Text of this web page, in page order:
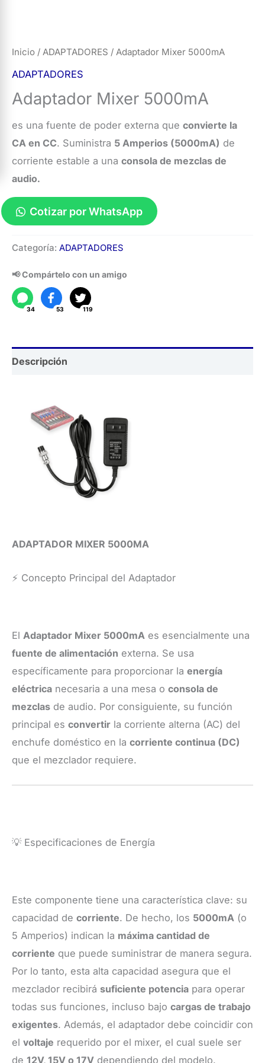
Inicio / ADAPTADORES / Adaptador Mixer 5000mA
ADAPTADORES
Adaptador Mixer 5000mA
es una fuente de poder externa que convierte la
CA en CC. Suministra 5 Amperios (5000mA) de
corriente estable a una consola de mezclas de
audio.
Cotizar por WhatsApp
Mixer
5000mA
cantidad
Categoría: ADAPTADORES
📢 Compártelo con un amigo
34 53 119
Descripción
ADAPTADOR MIXER 5000MA
⚡️ Concepto Principal del Adaptador
El Adaptador Mixer 5000mA es esencialmente una
fuente de alimentación externa. Se usa
específicamente para proporcionar la energía
eléctrica necesaria a una mesa o consola de
mezclas de audio. Por consiguiente, su función
principal es convertir la corriente alterna (AC) del
enchufe doméstico en la corriente continua (DC)
que el mezclador requiere.
💡 Especificaciones de Energía
Este componente tiene una característica clave: su
capacidad de corriente. De hecho, los 5000mA (o
5 Amperios) indican la máxima cantidad de
corriente que puede suministrar de manera segura.
Por lo tanto, esta alta capacidad asegura que el
mezclador recibirá suficiente potencia para operar
todas sus funciones, incluso bajo cargas de trabajo
exigentes. Además, el adaptador debe coincidir con
el voltaje requerido por el mixer, el cual suele ser
de 12V, 15V o 17V dependiendo del modelo.